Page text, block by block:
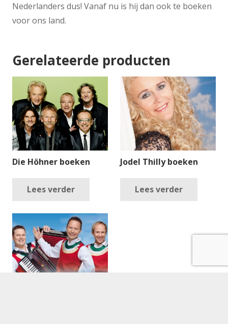
Nederlanders dus! Vanaf nu is hij dan ook te boeken
voor ons land.
Gerelateerde producten
Die Höhner boeken
Lees verder
Jodel Thilly boeken
Lees verder